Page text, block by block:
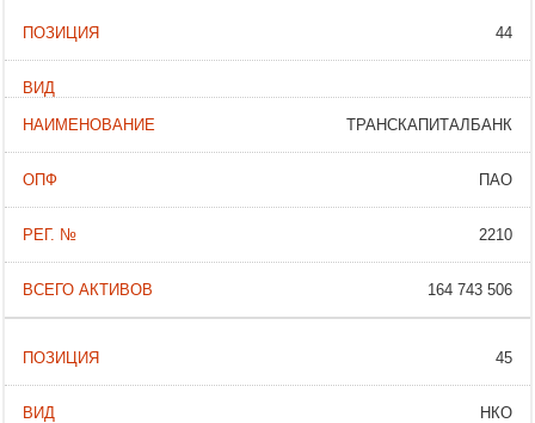
44
ТРАНСКАПИТАЛБАНК
ПАО
2210
164 743 506
45
НКО